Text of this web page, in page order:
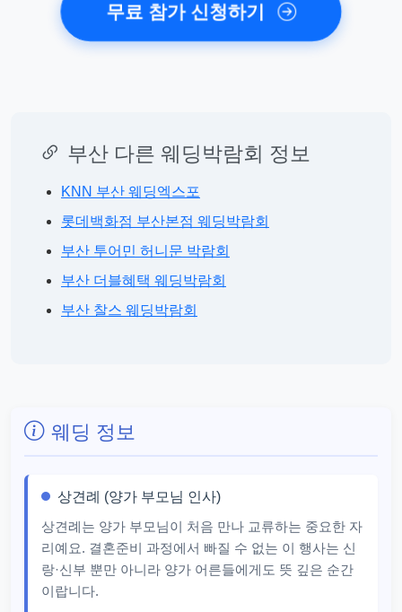
무료 참가 신청하기
부산 다른 웨딩박람회 정보
KNN 부산 웨딩엑스포
롯데백화점 부산본점 웨딩박람회
부산 투어민 허니문 박람회
부산 더블혜택 웨딩박람회
부산 찰스 웨딩박람회
웨딩 정보
상견례 (양가 부모님 인사)
상견례는 양가 부모님이 처음 만나 교류하는 중요한 자
리예요. 결혼준비 과정에서 빠질 수 없는 이 행사는 신
랑·신부 뿐만 아니라 양가 어른들에게도 뜻 깊은 순간
이랍니다.